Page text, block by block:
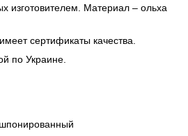
изготовителем. Материал – ольха
сертификаты качества.
по Украине.